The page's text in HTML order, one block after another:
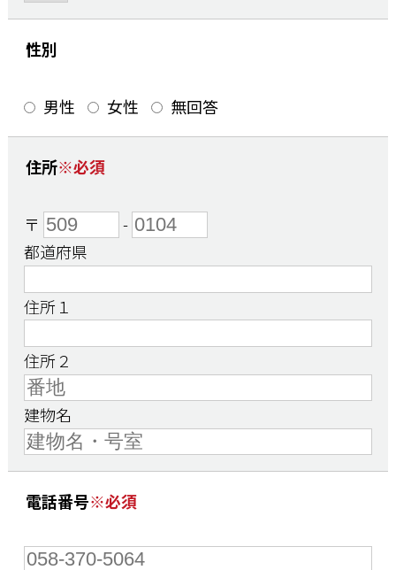
性別
男性 女性 無回答
住所※必須
〒
-
都道府県
住所１
住所２
建物名
電話番号※必須